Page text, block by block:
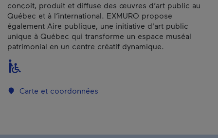
conçoit, produit et diffuse des œuvres d’art public au
Québec et à l’international. EXMURO propose
également Aire publique, une initiative d'art public
unique à Québec qui transforme un espace muséal
patrimonial en un centre créatif dynamique.
Carte et coordonnées